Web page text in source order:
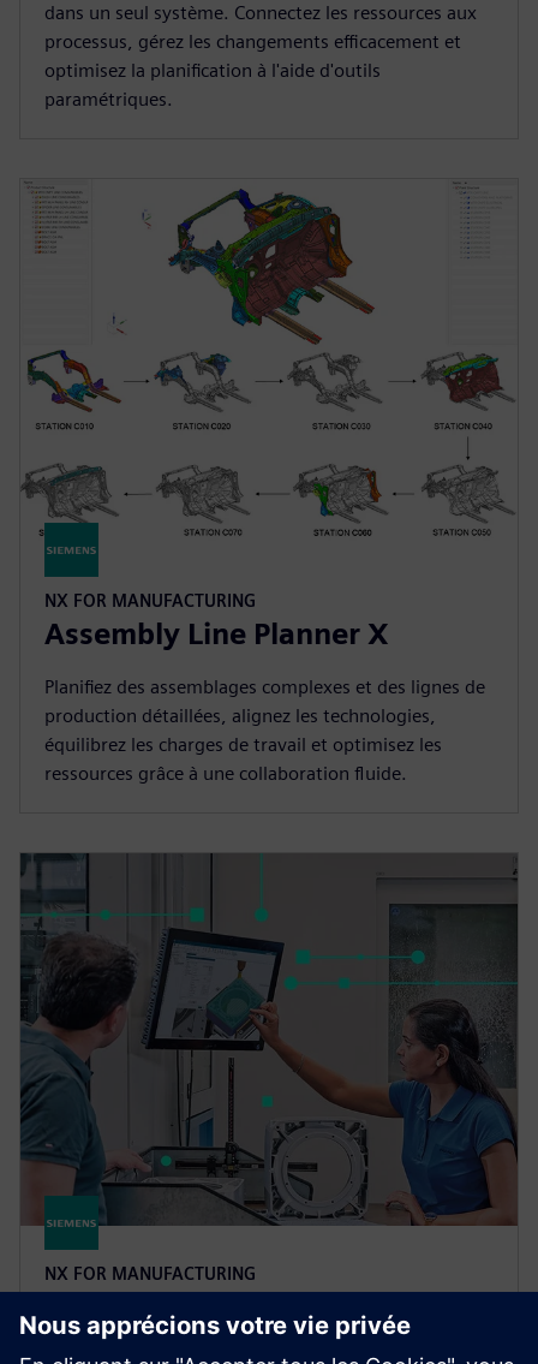
dans un seul système. Connectez les ressources aux
processus, gérez les changements efficacement et
optimisez la planification à l'aide d'outils
paramétriques.
NX FOR MANUFACTURING
Assembly Line Planner X
Planifiez des assemblages complexes et des lignes de
production détaillées, alignez les technologies,
équilibrez les charges de travail et optimisez les
ressources grâce à une collaboration fluide.
NX FOR MANUFACTURING
NX X Manufacturing Value
Based Licensing